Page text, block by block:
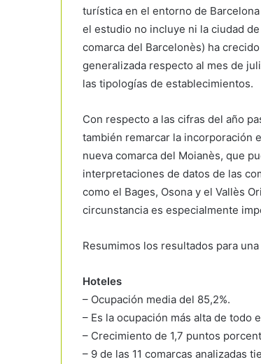
turística en el entorno de
el estudio no incluye ni la ciudad
comarca del Barcelonès) ha
generalizada respecto al mes de
las tipologías de establecimientos.
Con respecto a las cifras del año
también remarcar la incorporación
nueva comarca del Moianès, que
interpretaciones de datos de las
como el Bages, Osona y el Vallès
circunstancia es especialmente
Resumimos los resultados para
Hoteles
– Ocupación media del 85,2%.
– Es la ocupación más alta de todo
– Crecimiento de 1,7 puntos
– 9 de las 11 comarcas analizadas